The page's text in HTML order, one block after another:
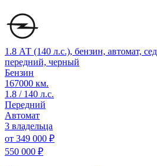
1.8 АТ (140 л.с.), бензин, автомат,
передний, черный
Бензин
167000 км.
1.8 / 140 л.с.
Передний
Автомат
3 владельца
от 349 000 ₽
550 000 ₽